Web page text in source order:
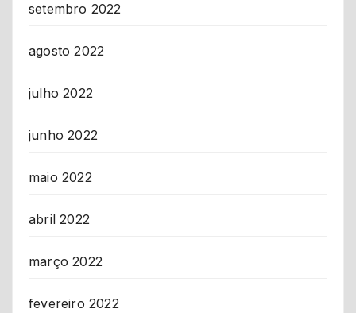
setembro 2022
agosto 2022
julho 2022
junho 2022
maio 2022
abril 2022
março 2022
fevereiro 2022